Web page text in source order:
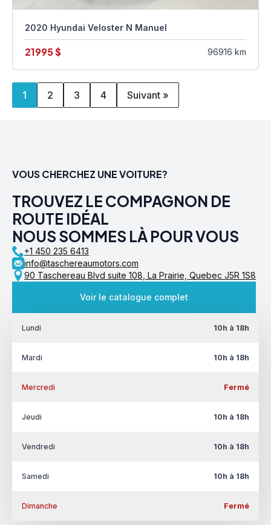
2020 Hyundai Veloster N Manuel
21995 $ 96916 km
1 2 3 4 Suivant »
VOUS CHERCHEZ UNE VOITURE?
TROUVEZ LE COMPAGNON DE
ROUTE IDÉAL
NOUS SOMMES LÀ POUR VOUS
+1 450 235 6413
info@taschereaumotors.com
90 Taschereau Blvd suite 108, La Prairie, Quebec J5R 1S8
Voir le catalogue complet
Lundi 10h à 18h
Mardi 10h à 18h
Mercredi Fermé
Jeudi 10h à 18h
Vendredi 10h à 18h
Samedi 10h à 18h
Dimanche Fermé